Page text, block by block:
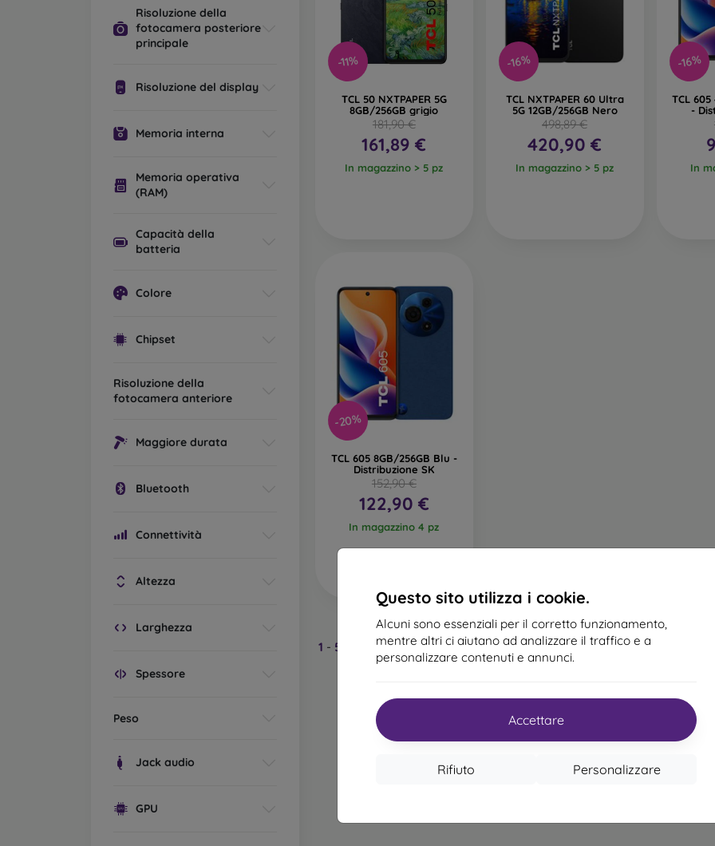
Questo sito utilizza i cookie.
Alcuni sono essenziali per il corretto funzionamento,
mentre altri ci aiutano ad analizzare il traffico e a
personalizzare contenuti e annunci.
Accettare
Personalizzare
Rifiuto
Risoluzione della
fotocamera posteriore
principale
Risoluzione del display
Memoria interna
Memoria operativa
(RAM)
Capacità della
batteria
Colore
Chipset
Risoluzione della
fotocamera anteriore
Maggiore durata
Bluetooth
Connettività
Altezza
Larghezza
Spessore
Peso
Jack audio
GPU
-11%
TCL 50 NXTPAPER 5G
8GB/256GB grigio
181,90 €
161,89 €
In magazzino > 5 pz
-16%
TCL NXTPAPER 60 Ultra
5G 12GB/256GB Nero
498,89 €
420,90 €
In magazzino > 5 pz
-16%
TCL
-
In
-20%
TCL 605 8GB/256GB Blu -
Distribuzione SK
152,90 €
122,90 €
In magazzino 4 pz
1 - 5 del totale5.